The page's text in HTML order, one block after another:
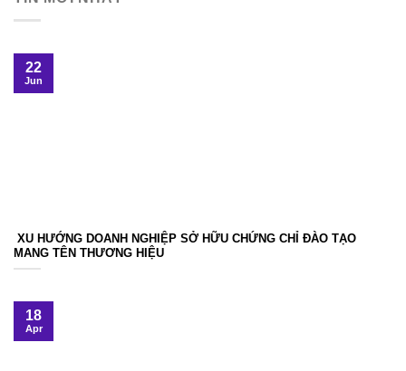
XU HƯỚNG DOANH NGHIỆP SỞ HỮU CHỨNG CHỈ ĐÀO TẠO
MANG TÊN THƯƠNG HIỆU
22
Jun
18
Apr